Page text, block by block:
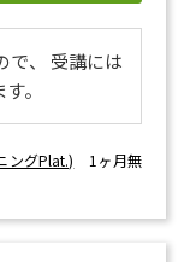
、 受講には
。
ングPlat.) 1ヶ月無